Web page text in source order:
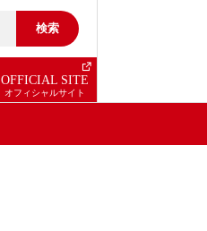
OFFICIAL SITE